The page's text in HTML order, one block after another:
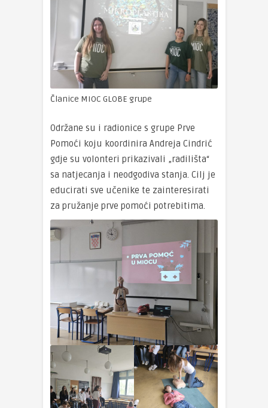
Članice MIOC GLOBE grupe
Održane su i radionice s grupe Prve
Pomoći koju koordinira Andreja Cindrić
gdje su volonteri prikazivali „radilišta“
sa natjecanja i neodgodiva stanja. Cilj je
educirati sve učenike te zainteresirati
za pružanje prve pomoći potrebitima.